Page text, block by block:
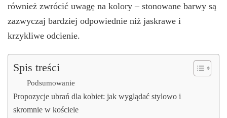
również zwrócić uwagę na kolory – stonowane barwy są
zazwyczaj bardziej odpowiednie niż jaskrawe i
krzykliwe odcienie.
Spis treści
Podsumowanie
Propozycje ubrań dla kobiet: jak wyglądać stylowo i
skromnie w kościele